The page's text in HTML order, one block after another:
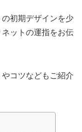
初期デザインを少
ットの運指をお伝
コツなどもご紹介